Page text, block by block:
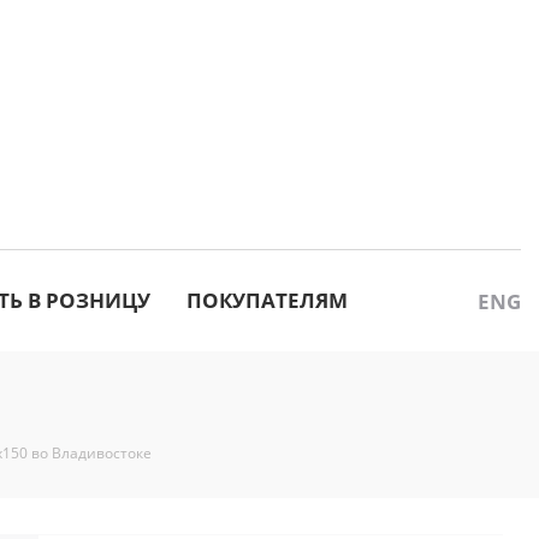
В РОЗНИЦУ ПОКУПАТЕЛЯМ ENG
во Владивостоке